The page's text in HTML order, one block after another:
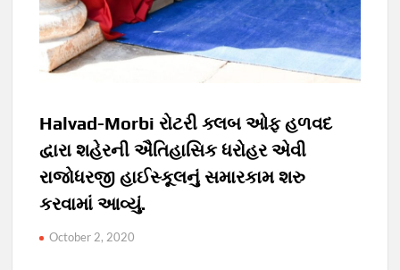
Halvad-Morbi રોટરી ક્લબ ઓફ હળવદ
દ્વારા શહેરની ઐતિહાસિક ધરોહર એવી
રાજોધરજી હાઈસ્કૂલનું સમારકામ શરુ
કરવામાં આવ્યું.
October 2, 2020